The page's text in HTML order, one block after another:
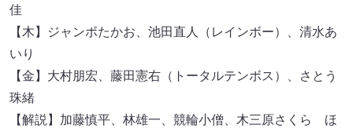
佳
【木】ジャンボたかお、池田直人（レインボー）、清水あ
いり
【金】大村朋宏、藤田憲右（トータルテンボス）、さとう
珠緒
【解説】加藤慎平、林雄一、競輪小僧、木三原さくら ほ